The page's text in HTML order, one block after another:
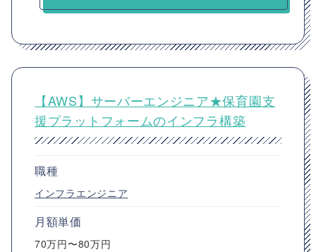
【AWS】サーバーエンジニア★保育園支
援プラットフォームのインフラ構築
職種
インフラエンジニア
月額単価
70万円〜80万円